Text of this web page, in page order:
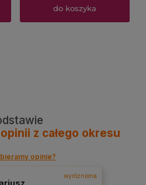
do koszyka
opinii z całego okresu
opinie?
wyróżniona